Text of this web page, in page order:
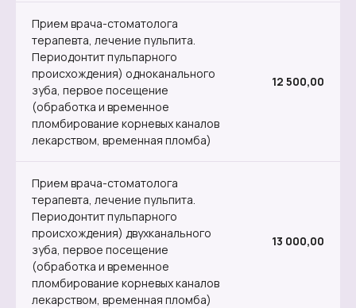
Прием врача-стоматолога
терапевта, лечение пульпита.
Периодонтит пульпарного
происхождения) одноканального
зуба, первое посещение
(обработка и временное
пломбирование корневых каналов
лекарством, временная пломба)
12 500,00
Прием врача-стоматолога
терапевта, лечение пульпита.
Периодонтит пульпарного
происхождения) двухканального
зуба, первое посещение
(обработка и временное
пломбирование корневых каналов
лекарством, временная пломба)
13 000,00